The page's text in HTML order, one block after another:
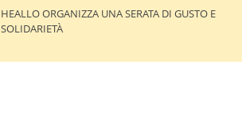
HEALLO ORGANIZZA UNA SERATA DI GUSTO E
SOLIDARIETÀ